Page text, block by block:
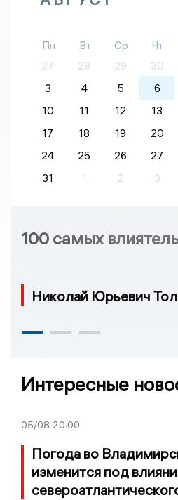
Пн Вт Ср Чт
27
28 29 30
3
4 5 6
10
11 12 13
17
18 19 20
24
25 26 27
31
1 2 3
100 самых
Николай Юрьевич
Интересные
05/08 20:00
Погода во
изменится под